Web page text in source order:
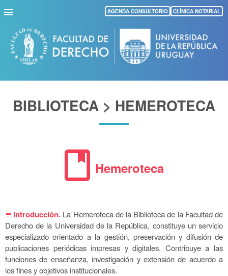
Pasar
al
contenido
principal
AGENDA CONSULTORIO CLÍNICA NOTARIAL
BIBLIOTECA > HEMEROTECA
book Hemeroteca
subject Introducción. La Hemeroteca de la Biblioteca de la Facultad de
Derecho de la Universidad de la República, constituye un servicio
especializado orientado a la gestión, preservación y difusión de
publicaciones periódicas impresas y digitales. Contribuye a las
funciones de enseñanza, investigación y extensión de acuerdo a
los fines y objetivos institucionales.